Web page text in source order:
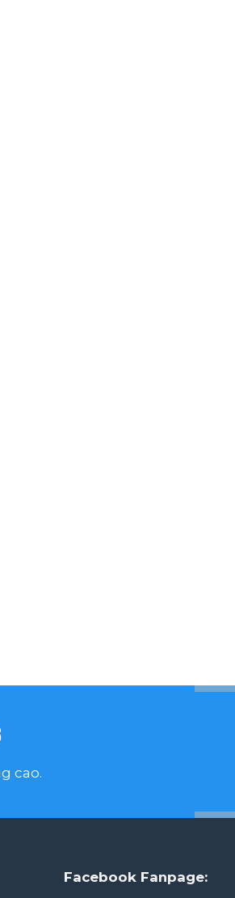
cao.
Facebook Fanpage: